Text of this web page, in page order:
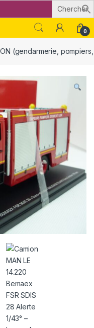
0
(gendarmerie,